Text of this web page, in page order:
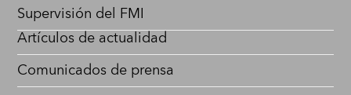
Supervisión del FMI
Artículos de actualidad
Comunicados de prensa